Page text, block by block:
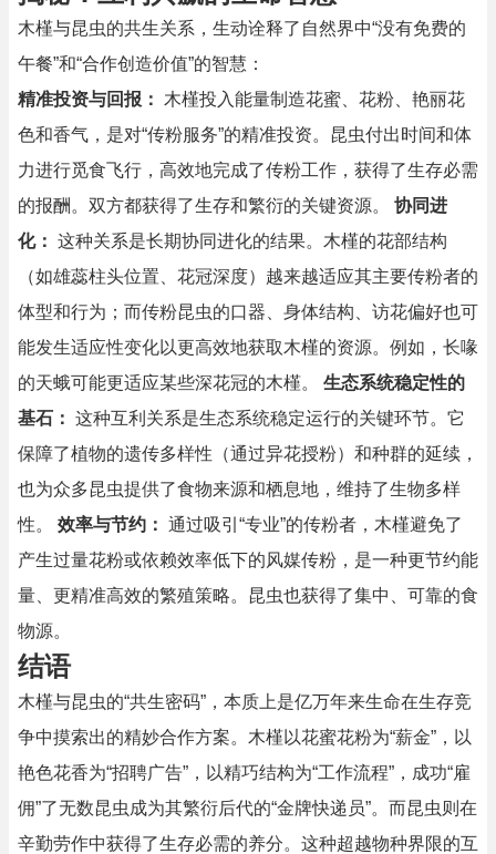
木槿与昆虫的共生关系，生动诠释了自然界中“没有免费的
午餐”和“合作创造价值”的智慧：
精准投资与回报：
木槿投入能量制造花蜜、花粉、艳丽花
色和香气，是对“传粉服务”的精准投资。昆虫付出时间和体
力进行觅食飞行，高效地完成了传粉工作，获得了生存必需
的报酬。双方都获得了生存和繁衍的关键资源。 协同进
化： 这种关系是长期协同进化的结果。木槿的花部结构
（如雄蕊柱头位置、花冠深度）越来越适应其主要传粉者的
体型和行为；而传粉昆虫的口器、身体结构、访花偏好也可
能发生适应性变化以更高效地获取木槿的资源。例如，长喙
的天蛾可能更适应某些深花冠的木槿。 生态系统稳定性的
基石： 这种互利关系是生态系统稳定运行的关键环节。它
保障了植物的遗传多样性（通过异花授粉）和种群的延续，
也为众多昆虫提供了食物来源和栖息地，维持了生物多样
性。 效率与节约： 通过吸引“专业”的传粉者，木槿避免了
产生过量花粉或依赖效率低下的风媒传粉，是一种更节约能
量、更精准高效的繁殖策略。昆虫也获得了集中、可靠的食
物源。
结语
木槿与昆虫的“共生密码”，本质上是亿万年来生命在生存竞
争中摸索出的精妙合作方案。木槿以花蜜花粉为“薪金”，以
艳色花香为“招聘广告”，以精巧结构为“工作流程”，成功“雇
佣”了无数昆虫成为其繁衍后代的“金牌快递员”。而昆虫则在
辛勤劳作中获得了生存必需的养分。这种超越物种界限的互